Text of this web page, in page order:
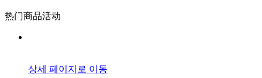
热门商品活动
상세 페이지로 이동